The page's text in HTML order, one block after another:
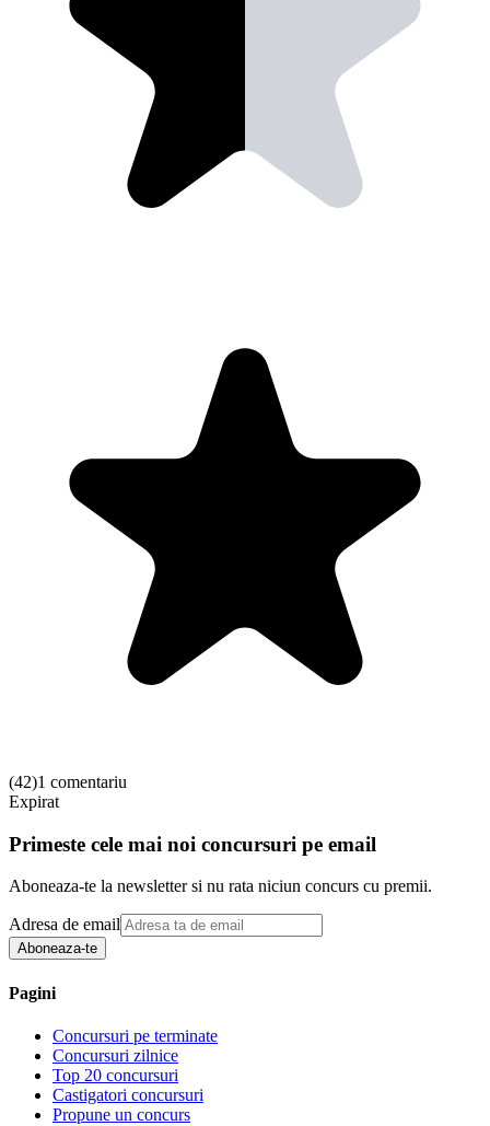
(42)1 comentariu
Expirat
Primeste cele mai noi concursuri pe email
Aboneaza-te la newsletter si nu rata niciun concurs cu premii.
Adresa de email
Aboneaza-te
Pagini
Concursuri pe terminate
Concursuri zilnice
Top 20 concursuri
Castigatori concursuri
Propune un concurs